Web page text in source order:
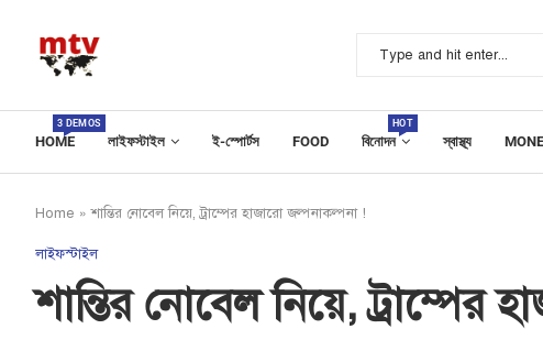
HOME
3 DEMOS
লাইফস্টাইল ই-স্পোর্টস FOOD বিনোদন
HOT
স্বাস্থ্য
Home »শান্তির নোবেল নিয়ে, ট্রাম্পের হাজারো জল্পনাকল্পনা !
লাইফস্টাইল
শান্তির নোবেল নিয়ে, ট্রাম্পের